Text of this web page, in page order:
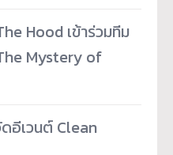
Hood เข้าร่วมทีม
Mystery of
อีเวนต์ Clean